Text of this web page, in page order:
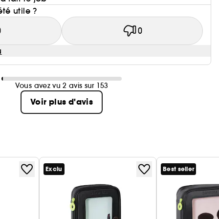
utile ?
0
Vous avez vu 2 avis sur 153
Voir plus d'avis
Exclu Best seller